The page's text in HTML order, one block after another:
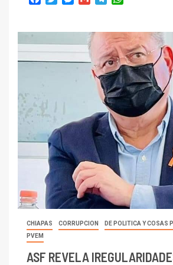
CHIAPAS CORRUPCION DE POLITICA Y COSAS
PVEM
ASF REVELA